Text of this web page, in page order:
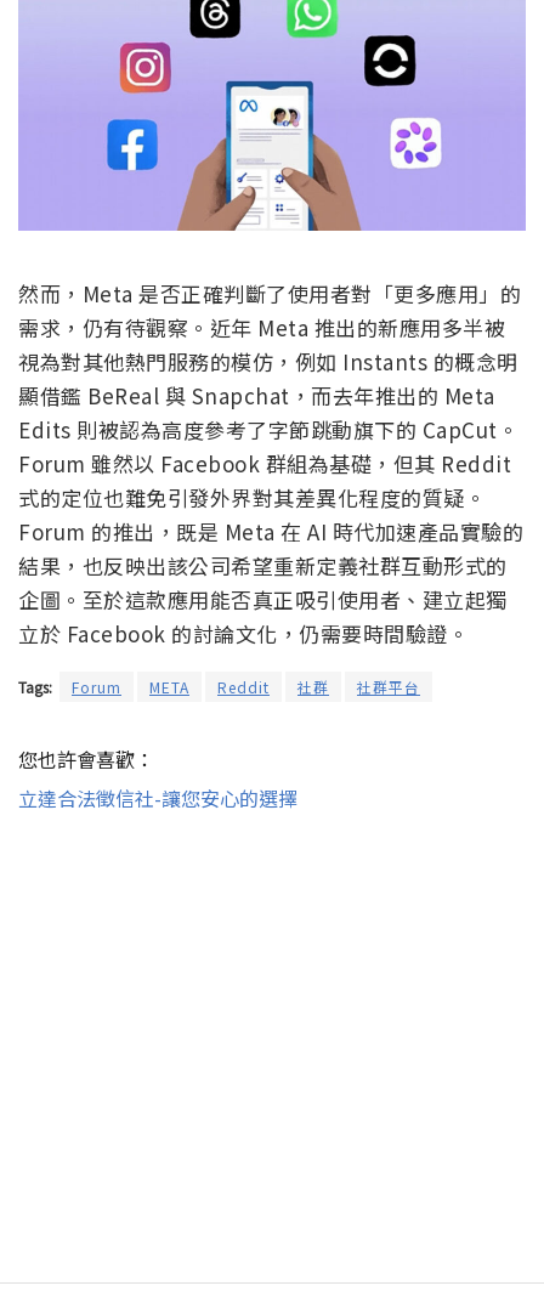
然而，Meta 是否正確判斷了使用者對「更多應用」的
需求，仍有待觀察。近年 Meta 推出的新應用多半被
視為對其他熱門服務的模仿，例如 Instants 的概念明
顯借鑑 BeReal 與 Snapchat，而去年推出的 Meta
Edits 則被認為高度參考了字節跳動旗下的 CapCut。
Forum 雖然以 Facebook 群組為基礎，但其 Reddit
式的定位也難免引發外界對其差異化程度的質疑。
Forum 的推出，既是 Meta 在 AI 時代加速產品實驗的
結果，也反映出該公司希望重新定義社群互動形式的
企圖。至於這款應用能否真正吸引使用者、建立起獨
立於 Facebook 的討論文化，仍需要時間驗證。
Tags: Forum META Reddit 社群 社群平台
您也許會喜歡：
立達合法徵信社-讓您安心的選擇